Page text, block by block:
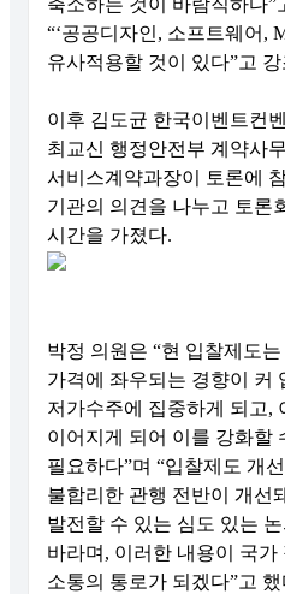
축소하는 것이 바람직하다
“‘공공디자인, 소프트웨어,
유사적용할 것이 있다”고
이후 김도균 한국이벤트컨
최교신 행정안전부 계약사
서비스계약과장이 토론에
기관의 의견을 나누고 토론
시간을 가졌다.
박정 의원은 “현 입찰제도
가격에 좌우되는 경향이 커
저가수주에 집중하게 되고,
이어지게 되어 이를 강화할
필요하다”며 “입찰제도 개
불합리한 관행 전반이 개선
발전할 수 있는 심도 있는
바라며, 이러한 내용이 국
소통의 통로가 되겠다”고 했